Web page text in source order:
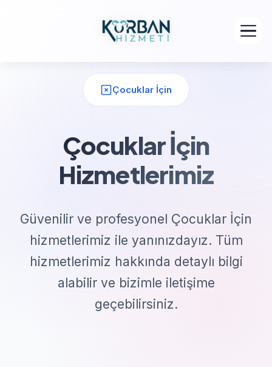
Çocuklar İçin
Çocuklar İçin
Hizmetlerimiz
Güvenilir ve profesyonel Çocuklar İçin
hizmetlerimiz ile yanınızdayız. Tüm
hizmetlerimiz hakkında detaylı bilgi
alabilir ve bizimle iletişime
geçebilirsiniz.